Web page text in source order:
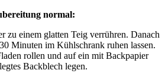
normal:
zu einem glatten Teig verrühren. Danach
Minuten im Kühlschrank ruhen lassen.
rollen und auf ein mit Backpapier
Backblech legen.